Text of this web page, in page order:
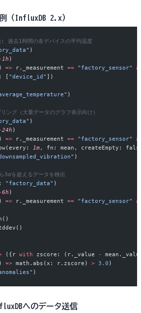
（InfluxDB 2.x）
去1時間の各デバイスの平均温度
)
- 1h )
=> r._measurement == "factory_sensor"
[ "device_id" ])
)
ング（大量データのグラフ表示向け）
)
-24h )
=> r._measurement == "factory_sensor"
1m, fn: mean, createEmpty:
)
を超えるデータを検出
"factory_data" )
-6h )
=> r._measurement == "factory_sensor"
({r with zscore: (r._value -
=> math.abs(x: r.zscore) > 3.0 )
)
へのデータ送信